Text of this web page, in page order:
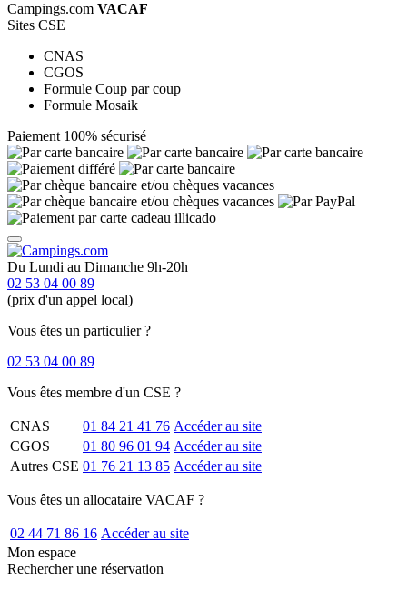
Campings.com VACAF
Sites CSE
CNAS
CGOS
Formule Coup par coup
Formule Mosaik
Paiement 100% sécurisé
Du Lundi au Dimanche 9h-20h
02 53 04 00 89
(prix d'un appel local)
Vous êtes un particulier ?
02 53 04 00 89
Vous êtes membre d'un CSE ?
CNAS 01 84 21 41 76 Accéder au site
CGOS
01 80 96 01 94 Accéder au site
Autres CSE 01 76 21 13 85 Accéder au site
Vous êtes un allocataire VACAF ?
02 44 71 86 16 Accéder au site
Mon espace
Rechercher une réservation